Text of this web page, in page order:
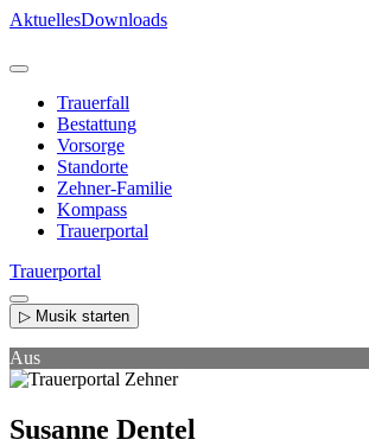
Direkt
Inhalt
AktuellesDownloads
Trauerfall
Bestattung
Vorsorge
Standorte
Zehner-Familie
Kompass
Trauerportal
Trauerportal
▷ Musik starten
Aus
Susanne Dentel